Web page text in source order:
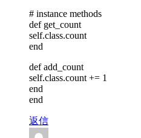
# instance methods
def get_count
self.class.count
end
def add_count
self.class.count += 1
end
end
返信